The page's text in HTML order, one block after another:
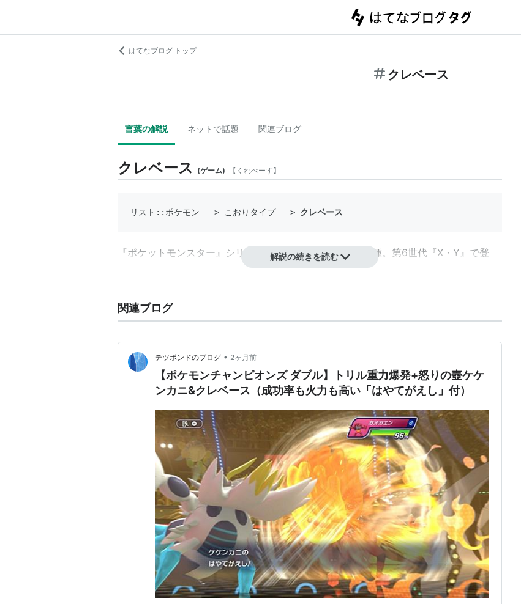
はてなブログ トップ
クレベース
言葉の解説 ネットで話題 関連ブログ
クレベース (ゲーム) 【 くれべーす】
リスト::ポケモン --> こおりタイプ --> クレベース
『ポケットモンスター』シリーズに登場するポケモンの一種。第6世代『X・Y』で登
計画された氷山空母がモチーフになっている。
特殊耐性に優れるフリージオとは逆に、特防が極端に低いが、防御がとても高く、HP
も高めなため全ポケモン中トップクラスの物理耐性を持ち、物理技によって一撃で倒さ
れることはまずない。
フリージオが素早さの高さを生かしたサポート型なのに対し、こちらは鈍足で攻撃が高
図鑑番号
全国図鑑 No.713
マウンテンカロス図鑑 No.080
ひょうざんポケモン
こおり
通常特性 マイペース アイスボディ
解説の続きを読む
関連ブログ
テツポンドのブログ • 2ヶ月前
【ポケモンチャンピオンズ ダブル】トリル重力爆発+怒りの壺ケケ
ンカニ&クレベース（成功率も火力も高い「はやてがえし」付）